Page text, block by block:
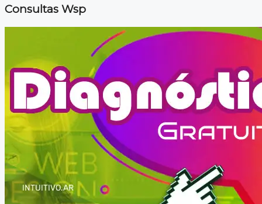
Consultas Wsp